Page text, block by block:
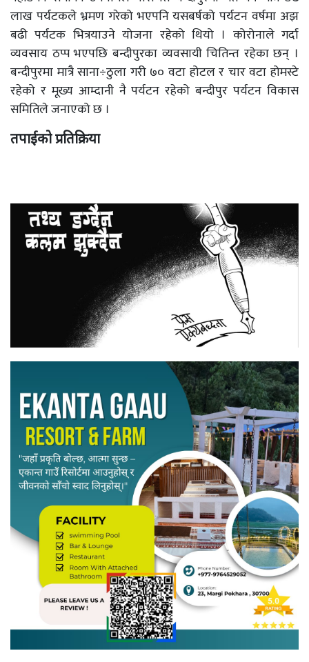
लाख पर्यटकले भ्रमण गरेको भएपनि यसबर्षको पर्यटन वर्षमा अझ
बढी पर्यटक भित्रयाउने योजना रहेको थियो । कोरोनाले गर्दा
व्यवसाय ठप्प भएपछि बन्दीपुरका व्यवसायी चितिन्त रहेका छन् ।
बन्दीपुरमा मात्रै साना÷ठुला गरी ७० वटा होटल र चार वटा होमस्टे
रहेको र मूख्य आम्दानी नै पर्यटन रहेको बन्दीपुर पर्यटन विकास
समितिले जनाएको छ ।
तपाईको प्रतिक्रिया